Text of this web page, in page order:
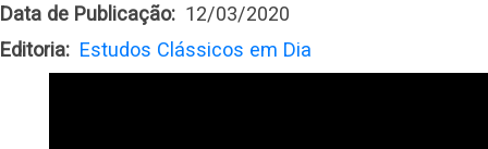
Data de Publicação
12/03/2020
Editoria
Estudos Clássicos em Dia